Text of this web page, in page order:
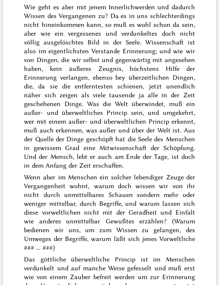
Wie geht es aber mit jenem Innerlichwerden und dadurch
Wissen des Vergangenen zu? Da es in uns schlechterdings
nicht hineinkommen kann, so muß es wohl schon da sein,
aber wie ein vergessenes und verdunkeltes doch nicht
völlig ausgelöschtes Bild in der Seele. Wissenschaft ist
also im eigentlichsten Verstande Erinnerung; und wie wir
von Dingen, die wir selbst und gegenwärtig mit angesehen
haben, kein äußeres Zeugnis, höchstens Hilfe der
Erinnerung verlangen, ebenso bey überzeitlichen Dingen,
die, da sie die entferntesten schienen, jetzt unendlich
näher sich zeigen als viele tausende ja alle in der Zeit
geschehenen Dinge. Was die Welt überwindet, muß ein
außer- und überweltliches Princip sein, und umgekehrt,
wer mit einem außer- und überweltlichen Princip erkennt,
muß auch erkennen, was außer und über der Welt ist. Aus
der Quelle der Dinge geschöpft hat die Seele des Menschen
in gewissem Grad eine Mitwissenschaft der Schöpfung.
Und der Mensch, lebt er auch am Ende der Tage, ist doch
in dem Anfang der Zeit erschaffen.
Wenn aber im Menschen ein solcher lebendiger Zeuge der
Vergangenheit wohnt, warum doch wissen wir von ihr
nicht durch unmittelbares Schauen sondern mehr oder
weniger mittelbar, durch Begriffe, und warum lassen sich
diese vorweltlichen nicht mit der Geradheit und Einfalt
wie anderes unmittelbar Gewußtes erzählen? (Warum
bedienen wir uns, um zum Wissen zu gelangen, des
Umweges der Begriffe, warum läßt sich jenes Vorweltliche
### ... ###)
Das göttliche überweltliche Princip ist im Menschen
verdunkelt und auf manche Weise gefesselt und muß erst
wie von einem Zauber befreit werden um zur Erinnerung